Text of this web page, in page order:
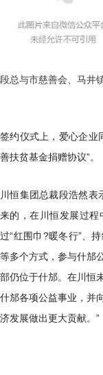
段总与市慈善会、马井
签约仪式上，爱心企业
善扶贫基金捐赠协议”。
川恒集团总裁段浩然表
来的，在川恒发展过程
过“红围巾?暖冬行”、
等多个方式，参与什邡
部仍位于什邡。在川恒
什邡各项公益事业，并
济发展做出更大贡献。”